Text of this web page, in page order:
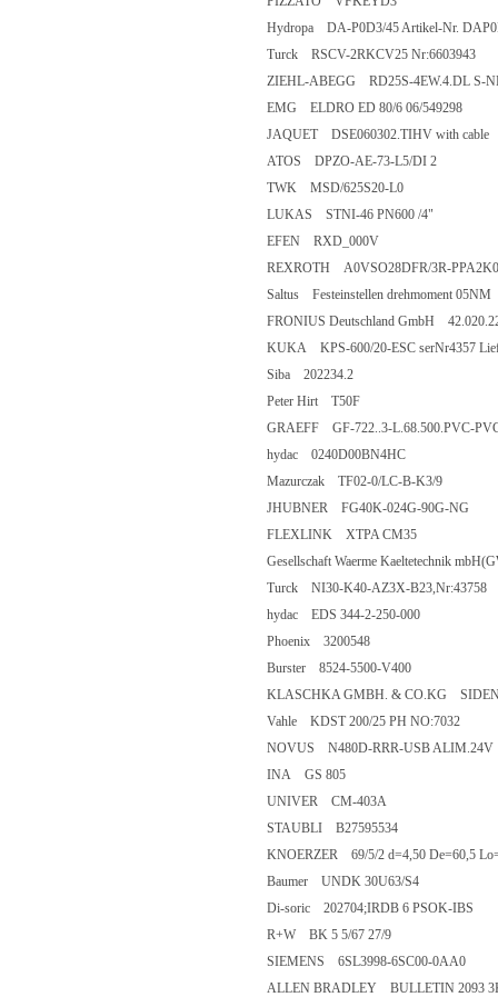
Hydropa DA-P0D3/45 Artikel-Nr.
Turck RSCV-2RKCV25 Nr:6603943
ZIEHL-ABEGG RD25S-4EW.4.DL S-
EMG ELDRO ED 80/6 06/549298
JAQUET DSE060302.TIHV with cable
ATOS DPZO-AE-73-L5/DI 2
TWK MSD/625S20-L0
LUKAS STNI-46 PN600 /4"
EFEN RXD_000V
REXROTH A0VSO28DFR/3R-
Saltus Festeinstellen drehmoment 05NM
FRONIUS Deutschland GmbH
KUKA KPS-600/20-ESC serNr4357
Siba 202234.2
Peter Hirt T50F
GRAEFF GF-722..3-L.68.500.PVC-
hydac 0240D00BN4HC
Mazurczak TF02-0/LC-B-K3/9
JHUBNER FG40K-024G-90G-NG
FLEXLINK XTPA CM35
Gesellschaft Waerme Kaeltetechnik
Turck NI30-K40-AZ3X-B23,Nr:43758
hydac EDS 344-2-250-000
Phoenix 3200548
Burster 8524-5500-V400
KLASCHKA GMBH. & CO.KG
Vahle KDST 200/25 PH NO:7032
NOVUS N480D-RRR-USB ALIM.24V
INA GS 805
UNIVER CM-403A
STAUBLI B27595534
KNOERZER 69/5/2 d=4,50 De=60,5
Baumer UNDK 30U63/S4
Di-soric 202704;IRDB 6 PSOK-IBS
R+W BK 5 5/67 27/9
SIEMENS 6SL3998-6SC00-0AA0
ALLEN BRADLEY BULLETIN 2093